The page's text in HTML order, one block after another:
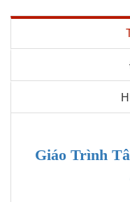
Giáo Trình